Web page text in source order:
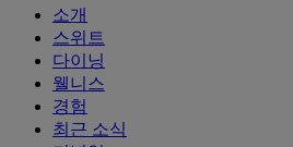
소개
스위트
다이닝
웰니스
경험
최근 소식